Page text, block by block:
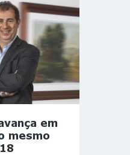
em
mesmo